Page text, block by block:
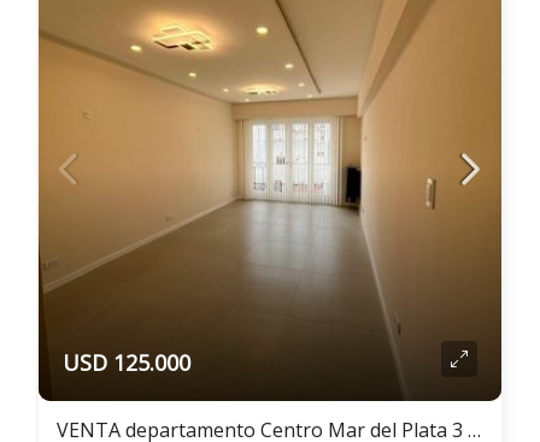
USD 125.000
VENTA departamento Centro Mar del Plata 3 ambientes